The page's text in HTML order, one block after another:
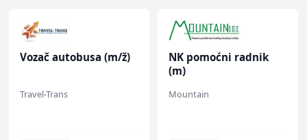
Vozač autobusa (m/ž)
Travel-Trans
NK pomoćni radnik
(m)
Mountain